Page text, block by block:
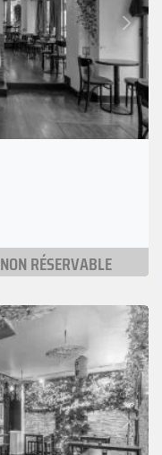
Suivant
NON RÉSERVABLE
Suivant